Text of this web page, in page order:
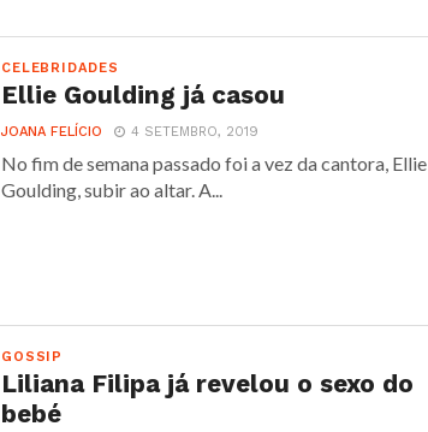
CELEBRIDADES
Ellie Goulding já casou
JOANA FELÍCIO 4 SETEMBRO, 2019
No fim de semana passado foi a vez da cantora, Ellie
Goulding, subir ao altar. A...
GOSSIP
Liliana Filipa já revelou o sexo do
bebé